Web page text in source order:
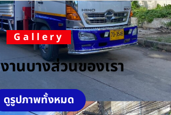
Gallery
นบางส่วนของเรา
ดูรูปภาพทั้งหมด